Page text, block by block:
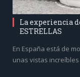
La experiencia
ESTRELLAS
En España está de
unas vistas